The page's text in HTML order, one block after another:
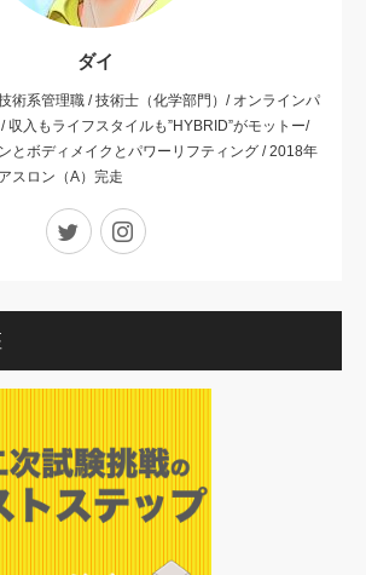
ダイ
術系管理職 / 技術士（化学部門）/ オンラインパ
収入もライフスタイルも”HYBRID”がモットー/
とボディメイクとパワーリフティング / 2018年
スロン（A）完走
Twitter Instagram